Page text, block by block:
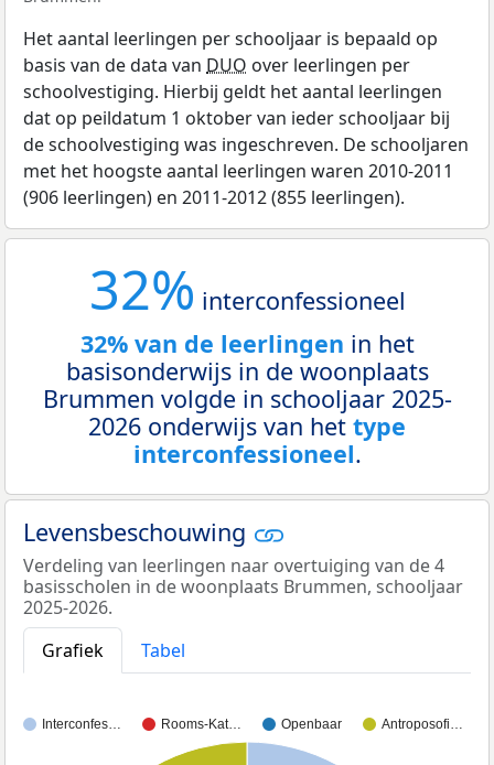
Het aantal leerlingen per schooljaar is bepaald op
basis van de data van DUO over leerlingen per
schoolvestiging. Hierbij geldt het aantal leerlingen
dat op peildatum 1 oktober van ieder schooljaar bij
de schoolvestiging was ingeschreven. De schooljaren
met het hoogste aantal leerlingen waren 2010-2011
(906 leerlingen) en 2011-2012 (855 leerlingen).
32% interconfessioneel
32% van de leerlingen in het
basisonderwijs in de woonplaats
Brummen volgde in schooljaar 2025-
2026 onderwijs van het type
interconfessioneel.
Levensbeschouwing
Verdeling van leerlingen naar overtuiging van de 4
basisscholen in de woonplaats Brummen, schooljaar
2025-2026.
Grafiek
Tabel
Interconfes… Rooms-Kat… Openbaar Antroposofi…